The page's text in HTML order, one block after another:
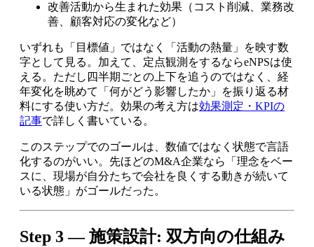
改善活動から生まれた効果（コスト削減、業務改
善、顧客対応の変化など）
いずれも「目標値」ではなく「活動の熱量」を映す数
字として見る。加えて、定点観測をするならeNPSは使
える。ただし四半期ごとの上下を追うのではなく、経
年変化を眺めて「何がどう影響したか」を振り返る材
料にする使い方だ。効果の考え方は効果測定・KPIの
記事で詳しく書いている。
このステップでのゴールは、数値ではなく状態で言語
化するのがいい。先ほどのM&A企業なら「理念をベー
スに、現場が自分たちで会社を良くする動きが続いて
いる状態」がゴールだった。
Step 3 — 施策設計: 双方向の仕組み